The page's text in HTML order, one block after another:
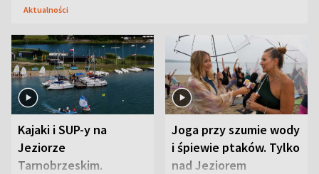
Aktualności
Kajaki i SUP-y na
Jeziorze
Tarnobrzeskim.
Joga przy szumie wody
i śpiewie ptaków. Tylko
nad Jeziorem